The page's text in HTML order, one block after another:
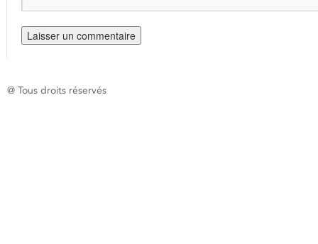
@ Tous droits réservés